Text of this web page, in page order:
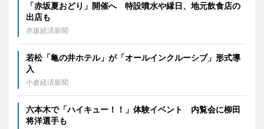
「赤坂夏おどり」開催へ 特設噴水や縁日、地元飲食店の
出店も
赤坂経済新聞
若松「亀の井ホテル」が「オールインクルーシブ」形式導
入
小倉経済新聞
六本木で「ハイキュー！！」体験イベント 内覧会に柳田
将洋選手も